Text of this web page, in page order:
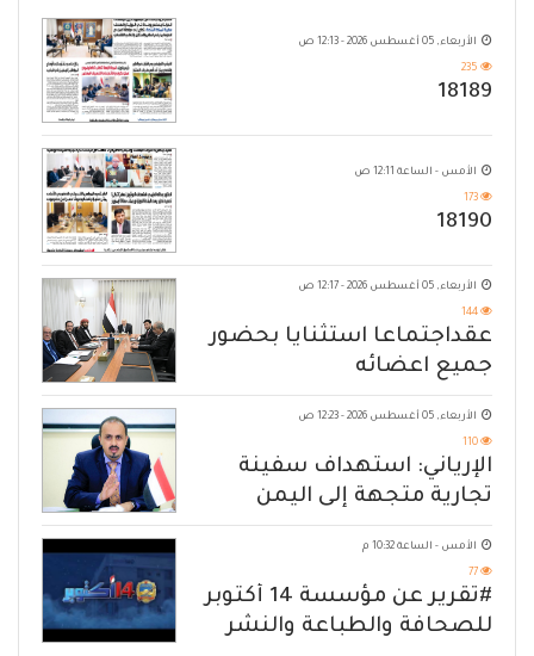
الأربعاء, 05 أغسطس 2026 - 12:13 ص
235
18189
الأمس - الساعة 12:11 ص
173
18190
الأربعاء, 05 أغسطس 2026 - 12:17 ص
144
عقداجتماعا استثنايا بحضور
جميع اعضائه
الأربعاء, 05 أغسطس 2026 - 12:23 ص
110
الإرياني: استهداف سفينة
تجارية متجهة إلى اليمن
يكشف حصار الحوثي للشعب
الأمس - الساعة 10:32 م
77
#تقرير عن مؤسسة 14 أكتوبر
للصحافة والطباعة والنشر